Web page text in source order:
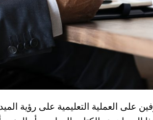
على العملية التعليمية على رؤية